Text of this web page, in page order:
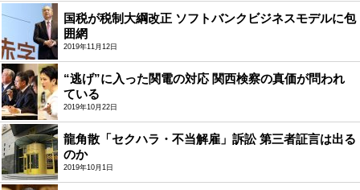
国税が税制大綱改正 ソフトバンクビジネスモデルに包
囲網
2019年11月12日
“逃げ”に入った関電の対応 関西検察の真価が問われ
ている
2019年10月22日
龍角散「セクハラ・不当解雇」訴訟 第三者証言は出る
のか
2019年10月1日